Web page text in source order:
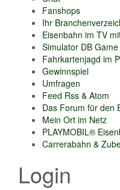
Fanshops
Ihr
Eisenbahn im TV
Simulator DB Game
Fahrkartenjagd im
Gewinnspiel
Umfragen
Feed Rss & Atom
Das Forum für den
Mein Ort im Netz
PLAYMOBIL®
Carrerabahn &
Login